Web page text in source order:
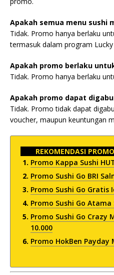
Apakah semua menu sushi
Tidak. Promo hanya berlaku
termasuk dalam program Lucky
Apakah promo berlaku
Tidak. Promo hanya berlaku
Apakah promo dapat
Tidak. Promo tidak dapat
voucher, maupun keuntungan
REKOMENDASI
Promo Kappa Sushi
Promo Sushi Go BRI
Promo Sushi Go Gratis
Promo Sushi Go
Promo Sushi Go Crazy
10.000
Promo HokBen Payday